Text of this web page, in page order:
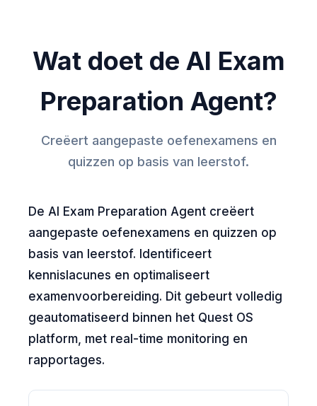
Wat doet de AI Exam
Preparation Agent?
Creëert aangepaste oefenexamens en
quizzen op basis van leerstof.
De AI Exam Preparation Agent creëert
aangepaste oefenexamens en quizzen op
basis van leerstof. Identificeert
kennislacunes en optimaliseert
examenvoorbereiding. Dit gebeurt volledig
geautomatiseerd binnen het Quest OS
platform, met real-time monitoring en
rapportages.